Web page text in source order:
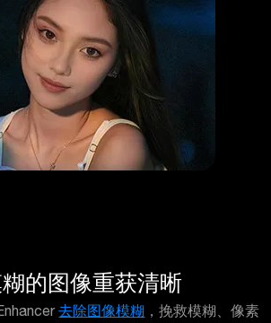
的图像重获清晰
去除图像模糊 ，挽救模糊、像素